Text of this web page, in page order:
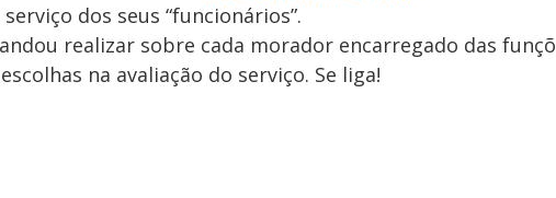
dos seus “funcionários”.
realizar sobre cada morador encarregado das
na avaliação do serviço. Se liga!